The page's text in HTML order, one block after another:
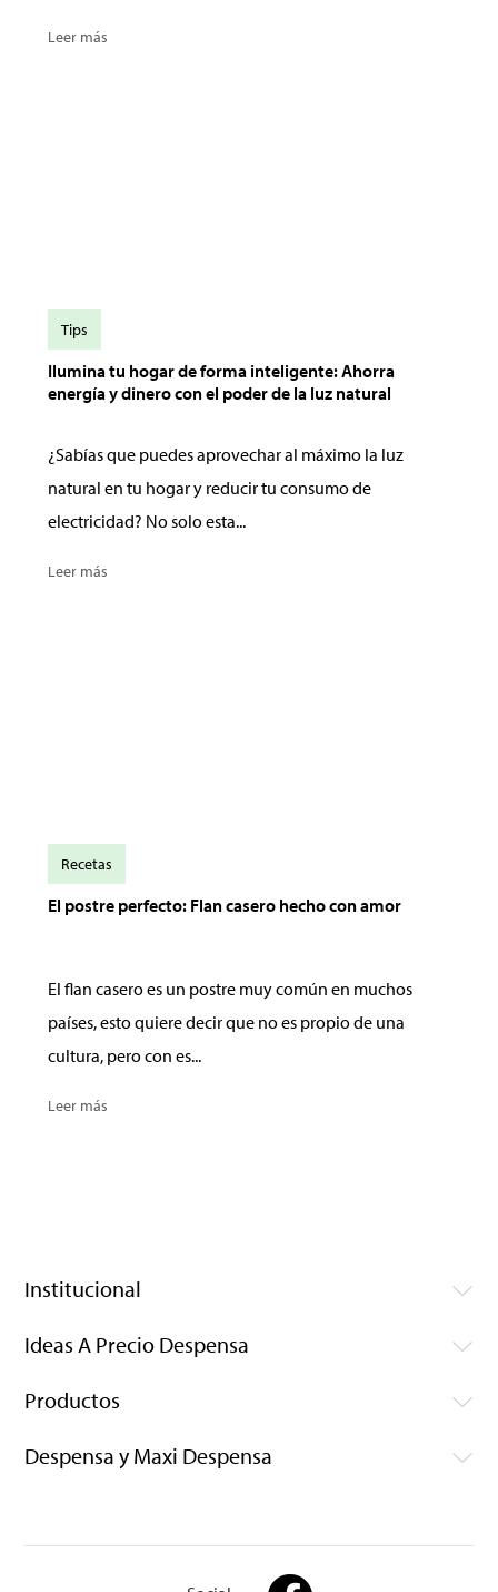
Leer más
Ilumina tu hogar de forma inteligente: Ahorra
energía y dinero con el poder de la luz natural
¿Sabías que puedes aprovechar al máximo la luz
natural en tu hogar y reducir tu consumo de
electricidad? No solo esta...
Leer más
Tips
El postre perfecto: Flan casero hecho con amor
El flan casero es un postre muy común en muchos
países, esto quiere decir que no es propio de una
cultura, pero con es...
Leer más
Recetas
Institucional
Ideas A Precio Despensa
Productos
Despensa y Maxi Despensa